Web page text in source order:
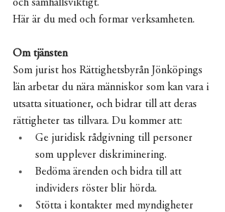
och samhällsviktigt.
Här är du med och formar verksamheten.
Om tjänsten
Som jurist hos Rättighetsbyrån Jönköpings
län arbetar du nära människor som kan vara i
utsatta situationer, och bidrar till att deras
rättigheter tas tillvara. Du kommer att:
Ge juridisk rådgivning till personer
som upplever diskriminering.
Bedöma ärenden och bidra till att
individers röster blir hörda.
Stötta i kontakter med myndigheter